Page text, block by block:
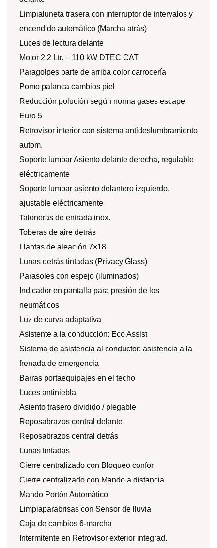
Limpialuneta trasera con interruptor de intervalos y
encendido automático (Marcha atrás)
Luces de lectura delante
Motor 2,2 Ltr. – 110 kW DTEC CAT
Paragolpes parte de arriba color carrocería
Pomo palanca cambios piel
Reducción polución según norma gases escape
Euro 5
Retrovisor interior con sistema antideslumbramiento
autom.
Soporte lumbar Asiento delante derecha, regulable
eléctricamente
Soporte lumbar asiento delantero izquierdo,
ajustable eléctricamente
Taloneras de entrada inox.
Toberas de aire detrás
Llantas de aleación 7×18
Lunas detrás tintadas (Privacy Glass)
Parasoles con espejo (iluminados)
Indicador en pantalla para presión de los
neumáticos
Luz de curva adaptativa
Asistente a la conducción: Eco Assist
Sistema de asistencia al conductor: asistencia a la
frenada de emergencia
Barras portaequipajes en el techo
Luces antiniebla
Asiento trasero dividido / plegable
Reposabrazos central delante
Reposabrazos central detrás
Lunas tintadas
Cierre centralizado con Bloqueo confor
Cierre centralizado con Mando a distancia
Mando Portón Automático
Limpiaparabrisas con Sensor de lluvia
Caja de cambios 6-marcha
Intermitente en Retrovisor exterior integrad.